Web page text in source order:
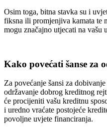
Osim toga, bitna stavka su i
fiksna ili promjenjiva kamata te
mogu značajno utjecati na vašu
Kako povećati šanse za
Za povećanje šansi za
održavanje dobrog kreditnog
će procijeniti vašu kreditnu
i uredno vraćate postojeće
povoljne uvjete financiranja.